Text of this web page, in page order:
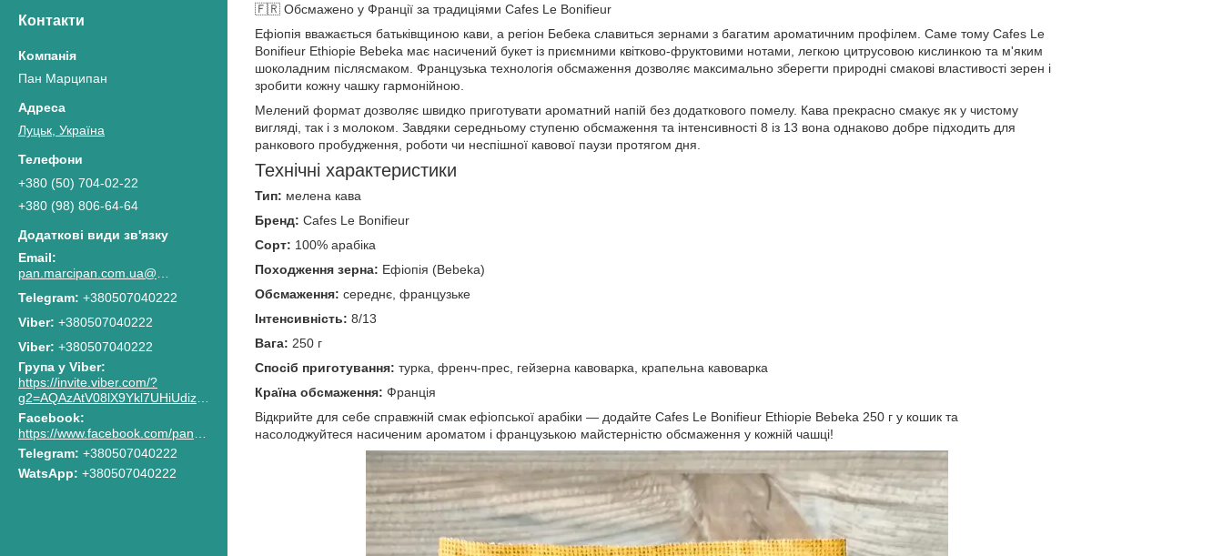
Контакти
Пан Марципан
Луцьк, Україна
+380 (50) 704-02-22
+380 (98) 806-64-64
pan.marcipan.com.ua@gmail.com
+380507040222
+380507040222
Viber +380507040222
Група у Viber
https://invite.viber.com/?
g2=AQAzAtV08lX9Ykl7UHiUdiz2lJaGpR6lsG8M4RbzQPAkG0NWtCn7PhJnwk8g8F2c
Facebook
https://www.facebook.com/pan.marcipan2020
Telegram +380507040222
WatsApp
+380507040222
🇫🇷 Обсмажено у Франції за традиціями Cafes Le Bonifieur
Ефіопія вважається батьківщиною кави, а регіон Бебека славиться зернами з багатим ароматичним профілем. Саме тому Cafes Le
Bonifieur Ethiopie Bebeka має насичений букет із приємними квітково-фруктовими нотами, легкою цитрусовою кислинкою та м'яким
шоколадним післясмаком. Французька технологія обсмаження дозволяє максимально зберегти природні смакові властивості зерен і
зробити кожну чашку гармонійною.
Мелений формат дозволяє швидко приготувати ароматний напій без додаткового помелу. Кава прекрасно смакує як у чистому
вигляді, так і з молоком. Завдяки середньому ступеню обсмаження та інтенсивності 8 із 13 вона однаково добре підходить для
ранкового пробудження, роботи чи неспішної кавової паузи протягом дня.
Технічні характеристики
Тип: мелена кава
Бренд: Cafes Le Bonifieur
Сорт: 100% арабіка
Походження зерна: Ефіопія (Bebeka)
Обсмаження: середнє, французьке
Інтенсивність: 8/13
Вага: 250 г
Спосіб приготування: турка, френч-прес, гейзерна кавоварка, крапельна кавоварка
Країна обсмаження: Франція
Відкрийте для себе справжній смак ефіопської арабіки — додайте Cafes Le Bonifieur Ethiopie Bebeka 250 г у кошик та
насолоджуйтеся насиченим ароматом і французькою майстерністю обсмаження у кожній чашці!